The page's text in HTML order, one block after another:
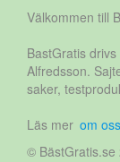
Välkommen till
BastGratis
Alfredsson.
saker,
Läs mer om
© BästGratis.se